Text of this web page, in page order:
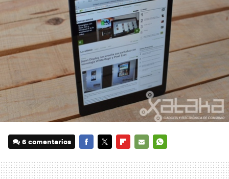
6 comentarios
MAIL